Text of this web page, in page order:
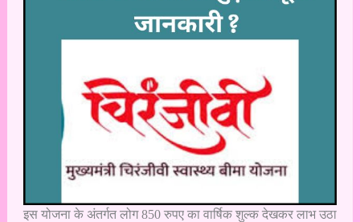
इस योजना के अंतर्गत लोग 850 रुपए का वार्षिक शुल्क देखकर लाभ उठा